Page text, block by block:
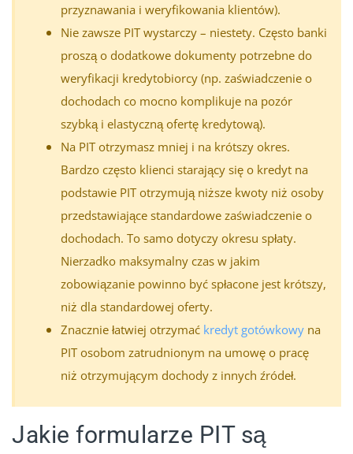
przyznawania i weryfikowania klientów).
Nie zawsze PIT wystarczy – niestety. Często banki
proszą o dodatkowe dokumenty potrzebne do
weryfikacji kredytobiorcy (np. zaświadczenie o
dochodach co mocno komplikuje na pozór
szybką i elastyczną ofertę kredytową).
Na PIT otrzymasz mniej i na krótszy okres.
Bardzo często klienci starający się o kredyt na
podstawie PIT otrzymują niższe kwoty niż osoby
przedstawiające standardowe zaświadczenie o
dochodach. To samo dotyczy okresu spłaty.
Nierzadko maksymalny czas w jakim
zobowiązanie powinno być spłacone jest krótszy,
niż dla standardowej oferty.
Znacznie łatwiej otrzymać kredyt gotówkowyna
PIT osobom zatrudnionym na umowę o pracę
niż otrzymującym dochody z innych źródeł.
Jakie formularze PIT są